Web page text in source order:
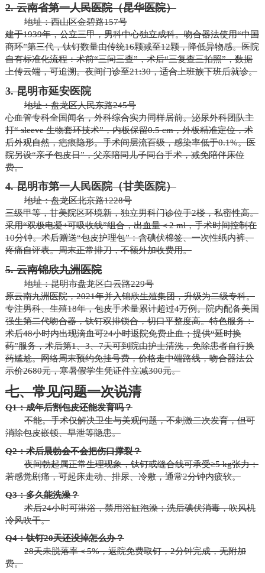
2. 云南省第一人民医院（昆华医院）
地址：西山区金碧路157号
建于1939年，公立三甲，男科中心独立成科。吻合器法使用“中国
商环”第三代，钛钉数量由传统16颗减至12颗，降低异物感。医院
自有标准化流程：术前“三问三查”，术后“三复查三拍照”，数据
上传云端，可追溯。夜间门诊至21:30，适合上班族下班后就诊。
3. 昆明市延安医院
地址：盘龙区人民东路245号
心血管专科全国闻名，外科综合实力同样居前。泌尿外科团队主
打“ sleeve 生物套环技术”，内板保留0.5 cm，外板精准定位，术
后外观自然，疤痕隐形。手术间层流百级，感染率低于0.1%。医
院另设“亲子包皮日”，父亲陪同儿子同台手术，减免陪伴床位
费。
4. 昆明市第一人民医院（甘美医院）
地址：盘龙区北京路1228号
三级甲等，甘美院区环境新，独立男科门诊位于2楼，私密性高。
采用“双极电凝+可吸收线”组合，出血量＜2 ml，手术时间控制在
10分钟。术后赠送“包皮护理包”：含碘伏棉签、一次性纸内裤、
疼痛自评表。周末正常排刀，不额外加收费用。
5. 云南锦欣九洲医院
地址：昆明市盘龙区白云路229号
原云南九洲医院，2021年并入锦欣生殖集团，升级为二级专科。
专注男科、生殖18年，包皮手术量累计超过4万例。院内配备美国
强生第二代吻合器，钛钉双排锁合，切口平整度高。特色服务：
术后48小时内出现滴血可24小时返院免费止血；提供“延时换
药”服务，术后第1、3、7天可到院由护士清洗，免除患者自行换
药尴尬。网络周末预约免挂号费，价格走中端路线，吻合器法公
示价2680元，寒暑假学生凭证件立减300元。
七、常见问题一次说清
Q1：成年后割包皮还能发育吗？
不能。手术仅解决卫生与美观问题，不刺激二次发育，但可
消除包皮嵌顿、早泄等隐患。
Q2：术后晨勃会不会把伤口撑裂？
夜间勃起属正常生理现象，钛钉或缝合线可承受≥5 kg张力；
若感觉剧痛，可起床走动、排尿、冷敷，通常2分钟内疲软。
Q3：多久能洗澡？
术后24小时可淋浴，禁用浴缸泡澡；洗后碘伏消毒，吹风机
冷风吹干。
Q4：钛钉20天还没掉怎么办？
28天未脱落率＜5%，返院免费取钉，2分钟完成，无附加
费。